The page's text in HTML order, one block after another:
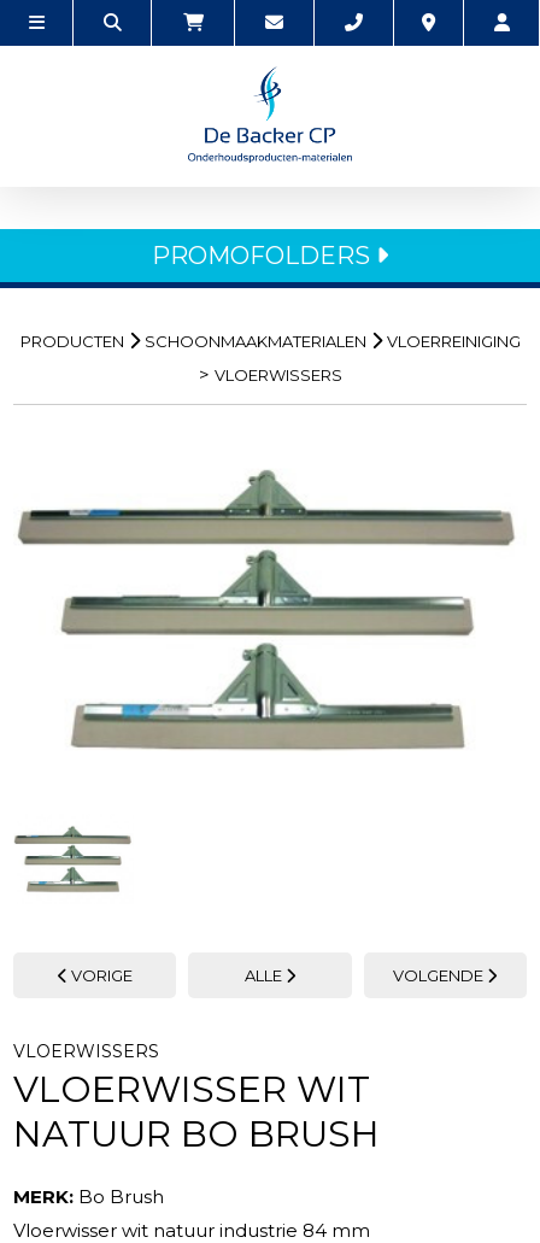
PROMOFOLDERS
PRODUCTEN SCHOONMAAKMATERIALEN VLOERREINIGING
> VLOERWISSERS
VORIGE ALLE VOLGENDE
VLOERWISSERS
VLOERWISSER WIT
NATUUR BO BRUSH
MERK: Bo Brush
Vloerwisser wit natuur industrie 84 mm